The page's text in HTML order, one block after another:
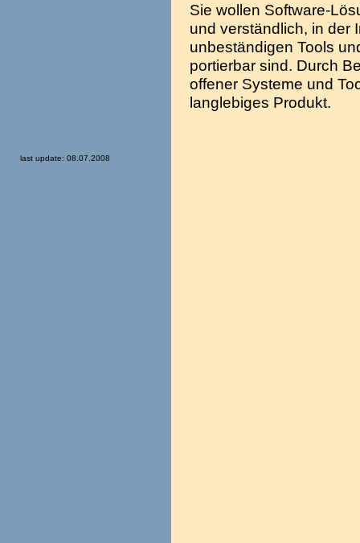
Sie wollen Software-
und verständlich, in der
unbeständigen Tools
portierbar sind. Durch
offener Systeme und
langlebiges Produkt.
last update: 08.07.2008